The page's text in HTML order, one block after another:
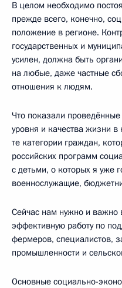
В целом необходимо
прежде всего, конечно,
положение в регионе.
государственных и
усилен, должна быть
на любые, даже частные
отношения к людям.
Что показали
уровня и качества жизни
те категории граждан,
российских программ
с детьми, о которых я уже
военнослужащие,
Сейчас нам нужно и важно
эффективную работу по
фермеров, специалистов,
промышленности и
Основные социально-